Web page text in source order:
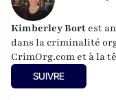
Kimberley Bort est
dans la criminalité
CrimOrg.com et à la
contenus sur les
dynamiques du crime
SUIVRE